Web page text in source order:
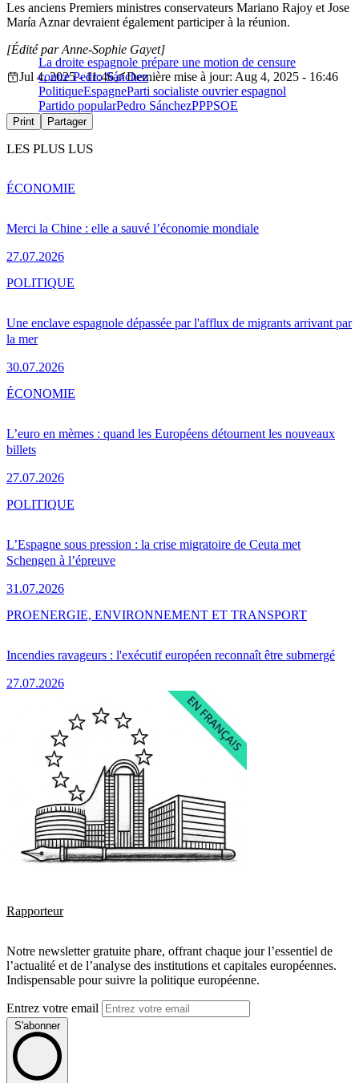
Les anciens Premiers ministres conservateurs Mariano Rajoy et Jose
María Aznar devraient également participer à la réunion.
La droite espagnole prépare une motion de censure
contre Pedro Sánchez
[Édité par Anne-Sophie Gayet]
Jul 4, 2025 - 11:46
Dernière mise à jour: Aug 4, 2025 - 16:46
PolitiqueEspagneParti socialiste ouvrier espagnol
Partido popularPedro SánchezPPPSOE
Print Partager
LES PLUS LUS
Merci la Chine : elle a sauvé l’économie mondiale
27.07.2026
ÉCONOMIE
Une enclave espagnole dépassée par l'afflux de migrants arrivant par
la mer
30.07.2026
POLITIQUE
L’euro en mèmes : quand les Européens détournent les nouveaux
billets
27.07.2026
ÉCONOMIE
L’Espagne sous pression : la crise migratoire de Ceuta met
Schengen à l’épreuve
31.07.2026
POLITIQUE
Incendies ravageurs : l'exécutif européen reconnaît être submergé
27.07.2026
PROENERGIE, ENVIRONNEMENT ET TRANSPORT
Rapporteur
Notre newsletter gratuite phare, offrant chaque jour l’essentiel de
l’actualité et de l’analyse des institutions et capitales européennes.
Indispensable pour suivre la politique européenne.
Entrez votre email
S'abonner